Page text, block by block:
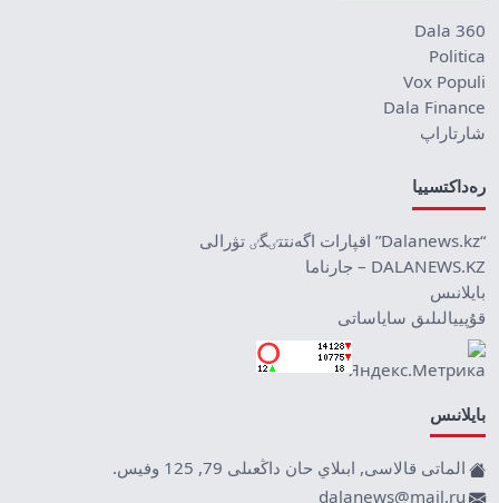
Dala 360
Politica
Vox Populi
Dala Finance
شارتاراپ
رەداكتسييا
“Dalanews.kz” اقپارات اگەنتتٸگٸ تۋرالى
DALANEWS.KZ – جارناما
بايلانىس
قۇپييالىلىق ساياساتى
بايلانىس
الماتى قالاسى, ابىلاي حان داڭعىلى 79, 125 وفيس.
dalanews@mail.ru